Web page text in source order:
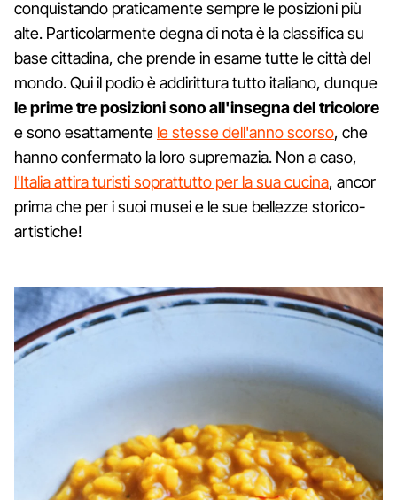
conquistando praticamente sempre le posizioni più
alte. Particolarmente degna di nota è la classifica su
base cittadina, che prende in esame tutte le città del
mondo. Qui il podio è addirittura tutto italiano, dunque
le prime tre posizioni sono all'insegna del tricolore
e sono esattamente le stesse dell'anno scorso, che
hanno confermato la loro supremazia. Non a caso,
l'Italia attira turisti soprattutto per la sua cucina, ancor
prima che per i suoi musei e le sue bellezze storico-
artistiche!